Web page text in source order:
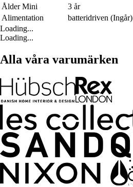
Ålder Mini
3 år
Alimentation
batteridriven (Ingår)
Loading...
Loading...
Alla våra varumärken